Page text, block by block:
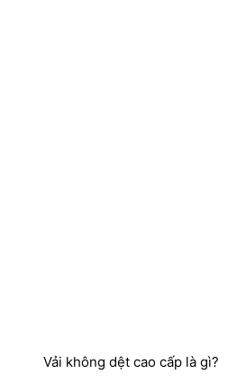
Vải không dệt cao cấp là gì?